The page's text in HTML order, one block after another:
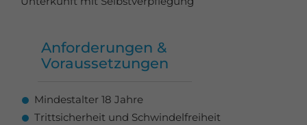
Anforderungen &
Voraussetzungen
Mindestalter 18 Jahre
Trittsicherheit und Schwindelfreiheit